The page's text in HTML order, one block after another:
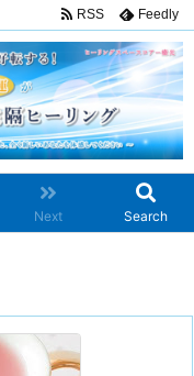
Next Search
RSS Feedly